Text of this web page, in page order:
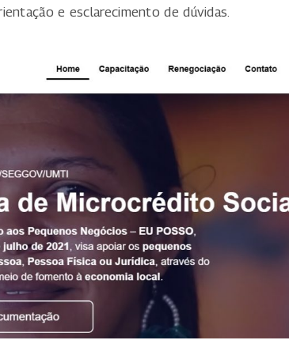
e esclarecimento de dúvidas.